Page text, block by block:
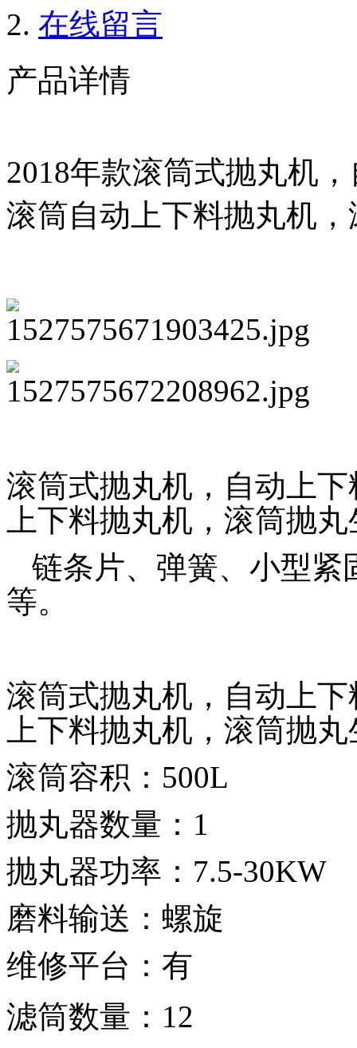
在线留言
产品详情
2018年款滚筒式抛丸机
滚筒自动上下料抛丸机
滚筒式抛丸机，自动上
上下料抛丸机，滚筒抛
链条片、弹簧、小型紧
等。
滚筒式抛丸机，自动上
上下料抛丸机，滚筒抛
滚筒容积： 500L
抛丸器数量： 1
抛丸器功率： 7.5-30KW
磨料输送：螺旋
维修平台：有
滤筒数量： 12